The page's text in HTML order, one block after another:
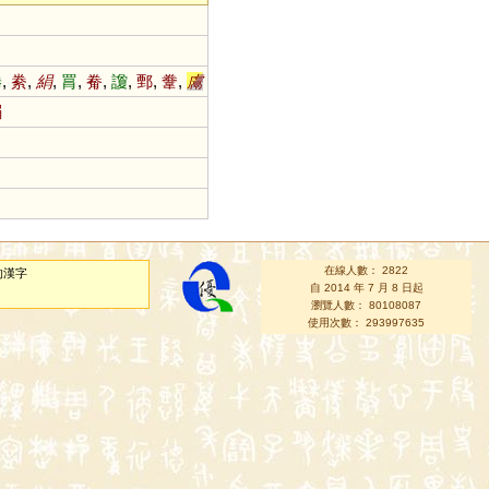
, 絭,絹, 罥,觠,讂, 鄄,韏, 鬳
漢字
在線人數： 2822
自 2014 年 7 月 8 日起
瀏覽人數： 80108087
使用次數： 293997635